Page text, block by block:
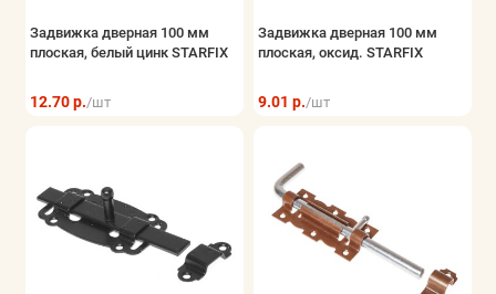
Задвижка дверная 100 мм
плоская, белый цинк STARFIX
12.70 р./шт
Задвижка дверная 100 мм
плоская, оксид. STARFIX
9.01 р./шт